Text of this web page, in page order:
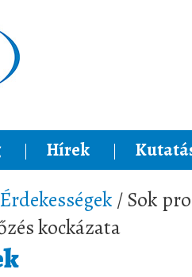
Hírek
Érdekességek / Sok
kockázata